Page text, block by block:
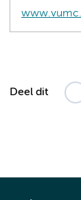
Deel dit